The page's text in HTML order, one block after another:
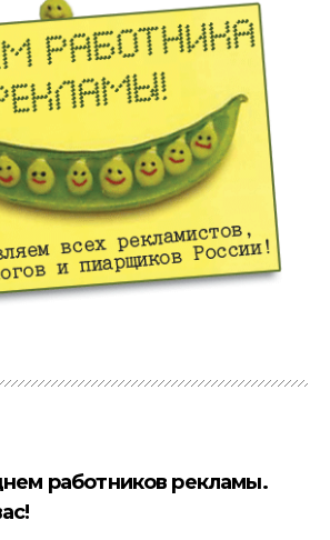
работников рекламы.